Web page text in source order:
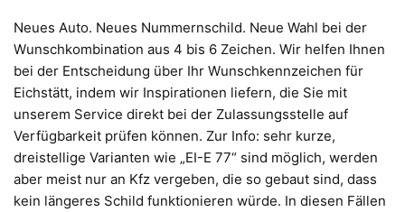
Neues Auto. Neues Nummernschild. Neue Wahl bei der
Wunschkombination aus 4 bis 6 Zeichen. Wir helfen Ihnen
bei der Entscheidung über Ihr Wunschkennzeichen für
Eichstätt, indem wir Inspirationen liefern, die Sie mit
unserem Service direkt bei der Zulassungsstelle auf
Verfügbarkeit prüfen können. Zur Info: sehr kurze,
dreistellige Varianten wie „EI-E 77“ sind möglich, werden
aber meist nur an Kfz vergeben, die so gebaut sind, dass
kein längeres Schild funktionieren würde. In diesen Fällen